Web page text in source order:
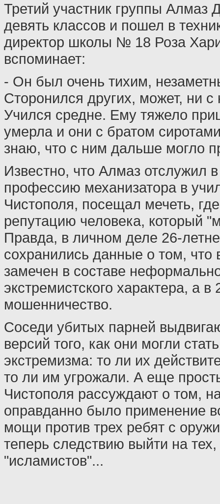
Третий участник группы Алмаз
девять классов и пошел в
директор школы № 18 Роза
вспоминает:
- Он был очень тихим,
Сторонился других, может, ни
Учился средне. Ему тяжело
умерла и они с братом
знаю, что с ним дальше могло
Известно, что Алмаз отслужил
профессию механизатора в
Чистополя, посещал мечеть,
репутацию человека, который
Правда, в личном деле 26-
сохранились данные о том,
замечен в составе
экстремистского характера, а
мошенничество.
Соседи убитых парней
версий того, как они могли
экстремизма: то ли их
то ли им угрожали. А еще
Чистополя рассуждают о том,
оправданно было применение
мощи против трех ребят с
теперь следствию выйти на
"исламистов"...